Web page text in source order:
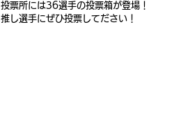
投票所には36選手の投票箱が登場！
推し選手にぜひ投票してださい！